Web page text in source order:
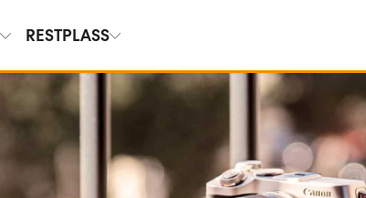
RESTPLASS